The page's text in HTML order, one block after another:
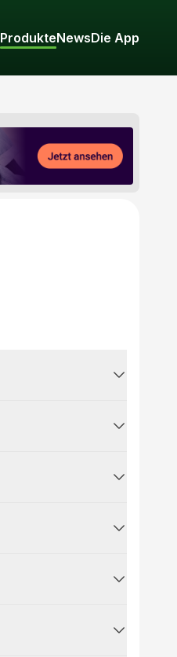
ProdukteNewsDie App